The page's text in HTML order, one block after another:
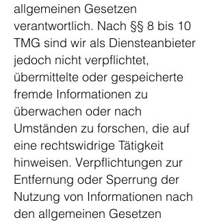
allgemeinen Gesetzen
verantwortlich. Nach §§ 8 bis 10
TMG sind wir als Diensteanbieter
jedoch nicht verpflichtet,
übermittelte oder gespeicherte
fremde Informationen zu
überwachen oder nach
Umständen zu forschen, die auf
eine rechtswidrige Tätigkeit
hinweisen. Verpflichtungen zur
Entfernung oder Sperrung der
Nutzung von Informationen nach
den allgemeinen Gesetzen